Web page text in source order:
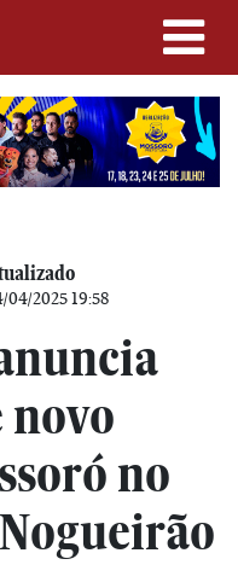
04/2025 19:58
novo
no